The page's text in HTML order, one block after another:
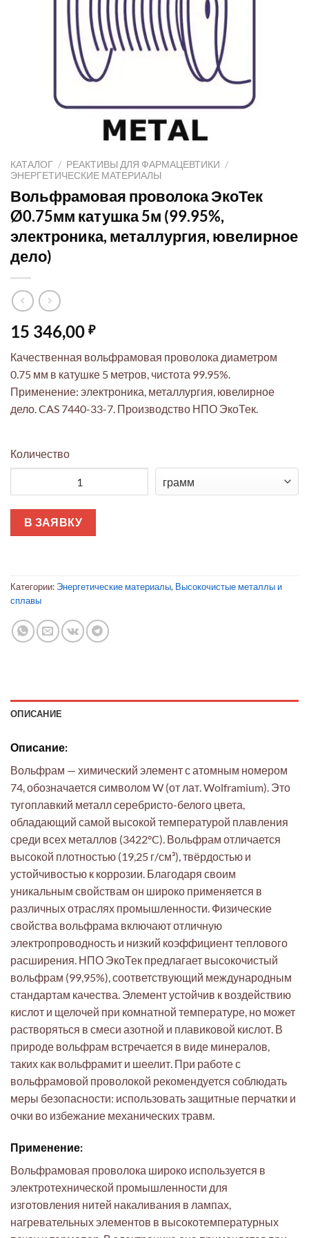
КАТАЛОГ / РЕАКТИВЫ ДЛЯ ФАРМАЦЕВТИКИ /
ЭНЕРГЕТИЧЕСКИЕ МАТЕРИАЛЫ
Вольфрамовая проволока ЭкоТек
Ø0.75мм катушка 5м (99.95%,
электроника, металлургия, ювелирное
дело)
15 346,00 ₽
Качественная вольфрамовая проволока диаметром
0.75 мм в катушке 5 метров, чистота 99.95%.
Применение: электроника, металлургия, ювелирное
дело. CAS 7440-33-7. Производство НПО ЭкоТек.
Количество
В ЗАЯВКУ
Категории: Энергетические материалы, Высокочистые металлы и
сплавы
ОПИСАНИЕ
Описание:
Вольфрам — химический элемент с атомным номером
74, обозначается символом W (от лат. Wolframium). Это
тугоплавкий металл серебристо-белого цвета,
обладающий самой высокой температурой плавления
среди всех металлов (3422°C). Вольфрам отличается
высокой плотностью (19,25 г/см³), твёрдостью и
устойчивостью к коррозии. Благодаря своим
уникальным свойствам он широко применяется в
различных отраслях промышленности. Физические
свойства вольфрама включают отличную
электропроводность и низкий коэффициент теплового
расширения. НПО ЭкоТек предлагает высокочистый
вольфрам (99,95%), соответствующий международным
стандартам качества. Элемент устойчив к воздействию
кислот и щелочей при комнатной температуре, но может
растворяться в смеси азотной и плавиковой кислот. В
природе вольфрам встречается в виде минералов,
таких как вольфрамит и шеелит. При работе с
вольфрамовой проволокой рекомендуется соблюдать
меры безопасности: использовать защитные перчатки и
очки во избежание механических травм.
Применение:
Вольфрамовая проволока широко используется в
электротехнической промышленности для
изготовления нитей накаливания в лампах,
нагревательных элементов в высокотемпературных